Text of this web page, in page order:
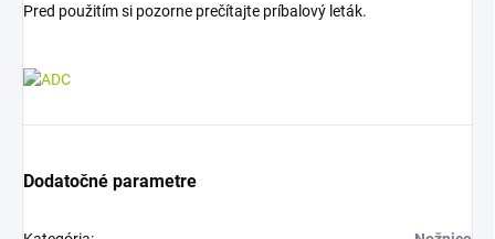
Pred použitím si pozorne prečítajte príbalový leták.
Dodatočné parametre